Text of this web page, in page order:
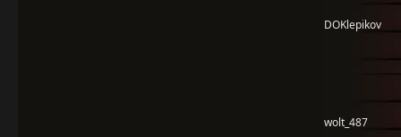
DOKlepikov
wolt_487